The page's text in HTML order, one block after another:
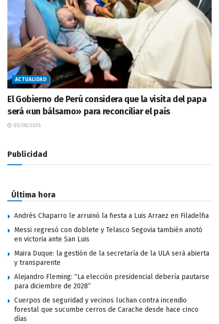
ACTUALIDAD
El Gobierno de Perú considera que la visita del papa
será «un bálsamo» para reconciliar el país
05/08/2026
Publicidad
Última hora
Andrés Chaparro le arruinó la fiesta a Luis Arraez en Filadelfia
Messi regresó con doblete y Telasco Segovia también anotó
en victoria ante San Luis
Maira Duque: la gestión de la secretaría de la ULA será abierta
y transparente
Alejandro Fleming: “La elección presidencial debería pautarse
para diciembre de 2028”
Cuerpos de seguridad y vecinos luchan contra incendio
forestal que sucumbe cerros de Carache desde hace cinco
días